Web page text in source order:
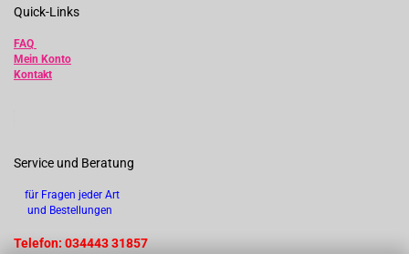
Quick-Links
FAQ
Mein Konto
Kontakt
Service und Beratung
für Fragen jeder Art
und Bestellungen
Telefon: 034443 31857